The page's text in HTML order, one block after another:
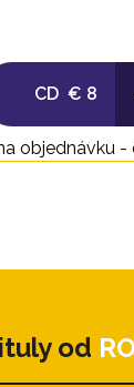
CD € 8
objednávku -
od